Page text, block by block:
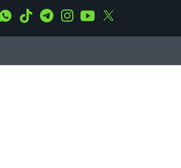
WhatsApp
Tiktok TelegramInstagramYoutube